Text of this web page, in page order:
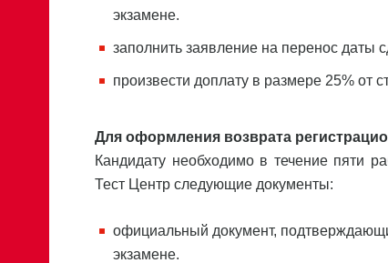
экзамене.
заполнить заявление на перенос даты
произвести доплату в размере 25% от
Для оформления возврата
Кандидату необходимо в течение пяти
Тест Центр следующие документы:
официальный документ,
экзамене.